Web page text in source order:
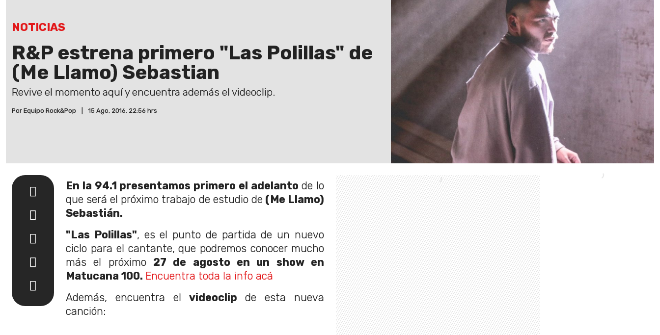
NOTICIAS
R&P estrena primero "Las Polillas" de
(Me Llamo) Sebastian
Revive el momento aquí y encuentra además el videoclip.
Por Equipo Rock&Pop 15 Ago, 2016. 22:56 hrs
En la 94.1 presentamos primero el adelanto de lo
que será el próximo trabajo de estudio de(Me Llamo)
Sebastián.
"Las Polillas", es el punto de partida de un nuevo
ciclo para el cantante, que podremos conocer mucho
más el próximo 27 de agosto en un show en
Matucana 100. Encuentra toda la info acá
Además, encuentra el videoclip de esta nueva
canción: